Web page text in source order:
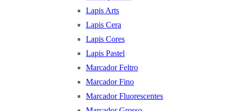
Lapis Arts
Lapis Cera
Lapis Cores
Lapis Pastel
Marcador Feltro
Marcador Fino
Marcador Fluorescentes